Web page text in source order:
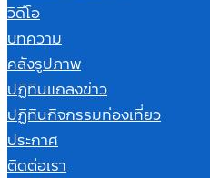
วิดีโอ
บทความ
คลังรูปภาพ
ปฏิทินแถลงข่าว
ปฏิทินกิจกรรมท่องเที่ยว
ประกาศ
ติดต่อเรา